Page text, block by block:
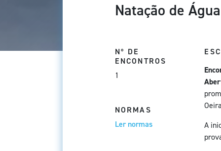
Natação de
Nº DE
ENCONTROS
1
NORMAS
Ler normas
A